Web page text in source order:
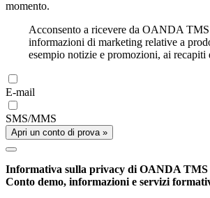
momento.
Acconsento a ricevere da OANDA
informazioni di marketing relative a
esempio notizie e promozioni, ai recapiti
E-mail
SMS/MMS
Apri un conto di prova »
Informativa sulla privacy di OANDA TMS
Conto demo, informazioni e servizi